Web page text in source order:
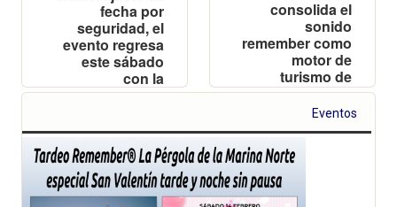
fecha por
seguridad, el
evento regresa
este sábado
con la
incorporación
Vicente Ferrer y
una jornada
ininterrumpida
de música de
los 90 y 2000
consolida el
sonido
remember como
motor de
turismo de
experiencias y
referente de la
industria
valenciana
Eventos